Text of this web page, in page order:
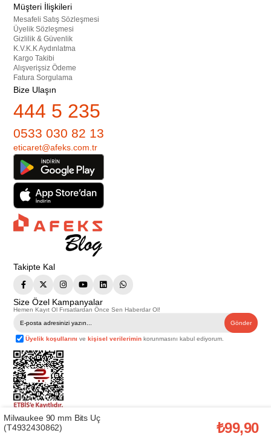
Müşteri İlişkileri
Mesafeli Satış Sözleşmesi
Üyelik Sözleşmesi
Gizlilik & Güvenlik
K.V.K.K Aydınlatma
Kargo Takibi
Alışverişsiz Ödeme
Fatura Sorgulama
Bize Ulaşın
444 5 235
0533 030 82 13
eticaret@afeks.com.tr
Takipte Kal
Size Özel Kampanyalar
Hemen Kayıt Ol Fırsatlardan Önce Sen Haberdar Ol!
Gönder
Üyelik koşullarını vekişisel verilerimin korunmasını kabul ediyorum.
Telif Hakkı © 2026Afeks Yapı Market
. Tüm hakları saklıdır.
Bu web sitesindeki tüm ürünler ticari amaçlıdır. Web sitemizde yer alan
görsel ve yazılı içerikler firmamıza ait olup, firmamızın yazılı izni alınmadan
Milwaukee 90 mm Bits Uç
(T4932430862)
₺99,90